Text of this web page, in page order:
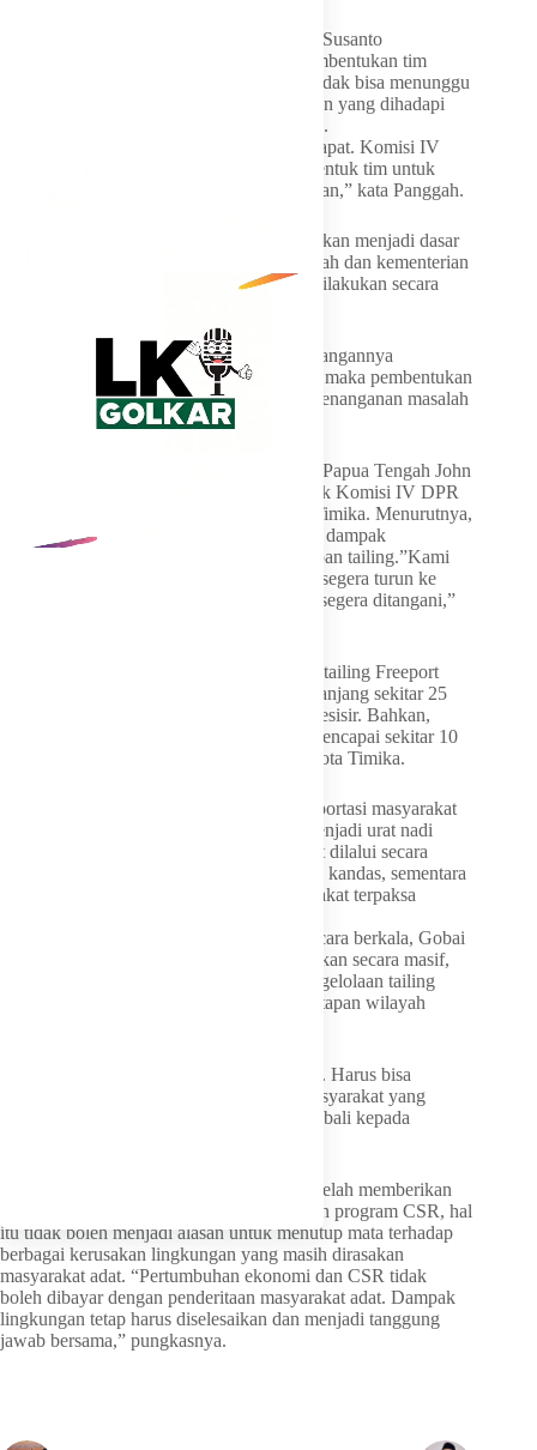
Wakil Ketua Komisi IV DPR RI Panggah Susanto
menyatakan mendukung penuh usulan pembentukan tim
khusus tersebut. Menurutnya, Komisi IV tidak bisa menunggu
langkah dari pihak lain mengingat persoalan yang dihadapi
masyarakat sudah berlangsung terlalu lama.
“Saya kira itu sudah menjadi kesimpulan rapat. Komisi IV
akan bergerak lebih dahulu dengan membentuk tim untuk
melakukan peninjauan langsung ke lapangan,” kata Panggah.
Ia menjelaskan hasil investigasi lapangan akan menjadi dasar
penyusunan rekomendasi kepada pemerintah dan kementerian
terkait agar penanganan persoalan tailing dilakukan secara
Menurut Panggah, apabila dalam perkembangannya
diperlukan keterlibatan lintas komisi DPR, maka pembentukan
tim gabungan sangat dimungkinkan agar penanganan masalah
berjalan lebih komprehensif.
Sementara itu, Wakil Ketua DPR Provinsi Papua Tengah John
NR Gobai mendesak Timsus yang dibentuk Komisi IV DPR
ini dapat bergerak cepat mengirim tim ke Timika. Menurutnya,
masyarakat telah terlalu lama menanggung dampak
pendangkalan sungai dan laut akibat endapan tailing.”Kami
berharap gerak cepat saja. Bentuk tim dan segera turun ke
Timika. Persoalan pendangkalan ini harus segera ditangani,”
Gobai mengungkapkan area pengendapan tailing Freeport
mencapai sekitar 23 ribu hektare dengan panjang sekitar 25
kilometer dari kawasan tambang menuju pesisir. Bahkan,
permukaan endapan tailing disebut telah mencapai sekitar 10
meter lebih tinggi dibanding permukaan Kota Timika.
Akibat pendangkalan tersebut, akses transportasi masyarakat
terganggu. Jalur sungai yang selama ini menjadi urat nadi
kehidupan masyarakat adat tidak lagi dapat dilalui secara
normal. Sejumlah kapal bahkan dilaporkan kandas, sementara
kecelakaan laut terus terjadi akibat masyarakat terpaksa
Selain mengusulkan pengerukan muara secara berkala, Gobai
juga meminta rehabilitasi mangrove dilakukan secara masif,
penyediaan air bersih dipercepat, serta pengelolaan tailing
diberikan kepada masyarakat melalui penetapan wilayah
“Tailing ini jangan hanya menjadi masalah. Harus bisa
menjadi berkat bagi masyarakat. Kalau masyarakat yang
mengelola, manfaat ekonominya akan kembali kepada
Gobai menambahkan, meskipun Freeport telah memberikan
kontribusi besar melalui dana bagi hasil dan program CSR, hal
itu tidak boleh menjadi alasan untuk menutup mata terhadap
berbagai kerusakan lingkungan yang masih dirasakan
masyarakat adat. “Pertumbuhan ekonomi dan CSR tidak
boleh dibayar dengan penderitaan masyarakat adat. Dampak
lingkungan tetap harus diselesaikan dan menjadi tanggung
jawab bersama,” pungkasnya.